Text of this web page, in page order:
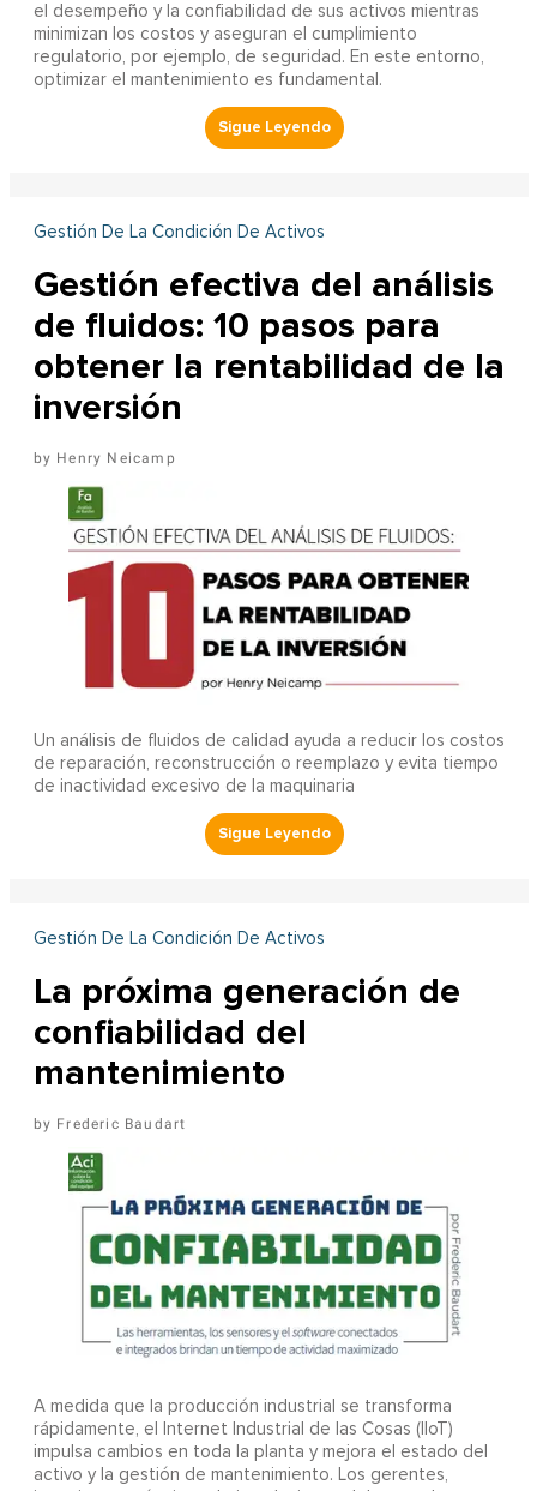
el desempeño y la confiabilidad de sus activos mientras
minimizan los costos y aseguran el cumplimiento
regulatorio, por ejemplo, de seguridad. En este entorno,
optimizar el mantenimiento es fundamental.
Gestión De La Condición De Activos
Gestión efectiva del análisis
de fluidos: 10 pasos para
obtener la rentabilidad de la
inversión
Henry Neicamp
Un análisis de fluidos de calidad ayuda a reducir los costos
de reparación, reconstrucción o reemplazo y evita tiempo
de inactividad excesivo de la maquinaria
Gestión De La Condición De Activos
La próxima generación de
confiabilidad del
mantenimiento
Frederic Baudart
A medida que la producción industrial se transforma
rápidamente, el Internet Industrial de las Cosas (IIoT)
impulsa cambios en toda la planta y mejora el estado del
activo y la gestión de mantenimiento. Los gerentes,